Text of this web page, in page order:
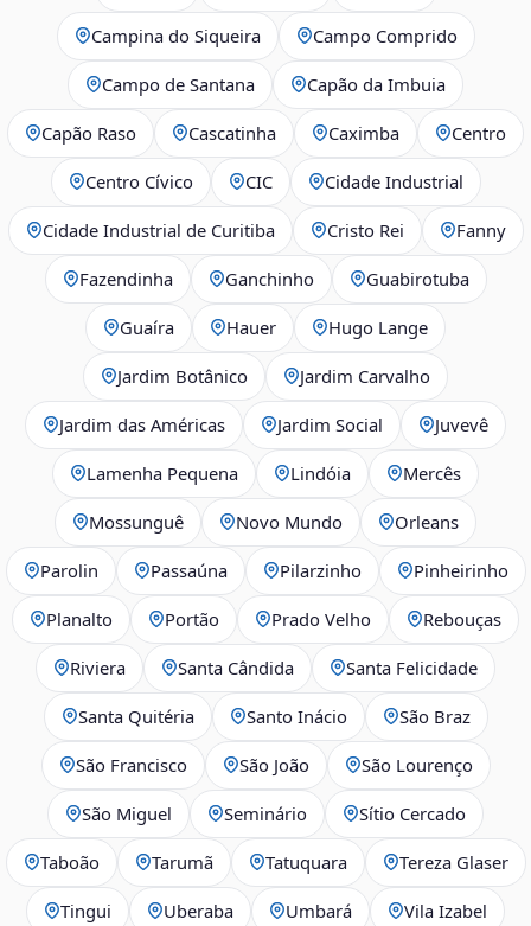
Campina do Siqueira Campo Comprido
Campo de Santana Capão da Imbuia
Capão Raso Cascatinha Caximba Centro
Centro Cívico CIC Cidade Industrial
Cidade Industrial de Curitiba Cristo Rei Fanny
Fazendinha Ganchinho Guabirotuba
Guaíra Hauer Hugo Lange
Jardim Botânico Jardim Carvalho
Jardim das Américas Jardim Social Juvevê
Lamenha Pequena Lindóia Mercês
Mossunguê Novo Mundo Orleans
Parolin Passaúna Pilarzinho Pinheirinho
Planalto Portão Prado Velho Rebouças
Riviera Santa Cândida Santa Felicidade
Santa Quitéria Santo Inácio São Braz
São Francisco São João São Lourenço
São Miguel Seminário Sítio Cercado
Taboão Tarumã Tatuquara Tereza Glaser
Tingui Uberaba Umbará Vila Izabel